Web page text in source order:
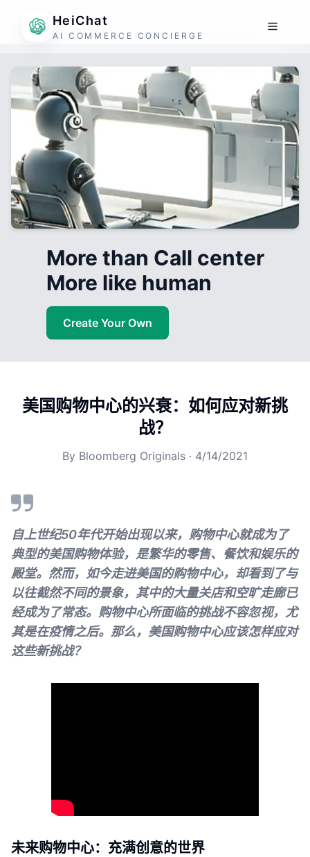
HeiChat
AI COMMERCE CONCIERGE
More than Call center
More like human
Create Your Own
美国购物中心的兴衰：如何应对新挑
战？
By Bloomberg Originals · 4/14/2021
自上世纪50年代开始出现以来，购物中心就成为了
典型的美国购物体验，是繁华的零售、餐饮和娱乐的
殿堂。然而，如今走进美国的购物中心，却看到了与
以往截然不同的景象，其中的大量关店和空旷走廊已
经成为了常态。购物中心所面临的挑战不容忽视，尤
其是在疫情之后。那么，美国购物中心应该怎样应对
这些新挑战？
未来购物中心：充满创意的世界